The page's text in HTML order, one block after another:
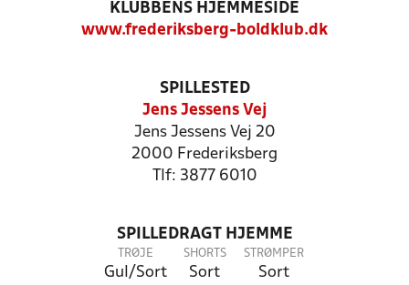
KLUBBENS HJEMMESIDE
www.frederiksberg-boldklub.dk
SPILLESTED
Jens Jessens Vej
Jens Jessens Vej 20
2000 Frederiksberg
Tlf: 3877 6010
SPILLEDRAGT HJEMME
TRØJE
Gul/Sort
SHORTS
Sort
STRØMPER
Sort